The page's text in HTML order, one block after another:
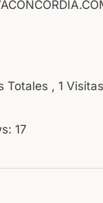
Totales , 1
17